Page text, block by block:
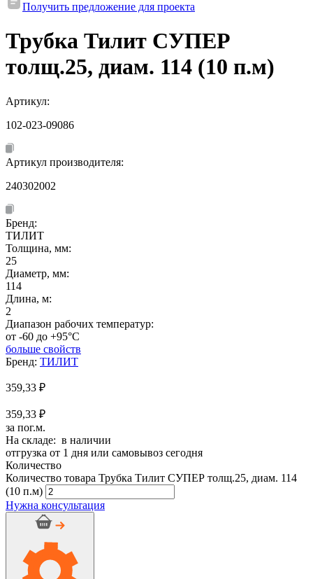
Получить предложение для проекта
Трубка Тилит СУПЕР
толщ.25, диам. 114 (10 п.м)
Артикул:
102-023-09086
Артикул производителя:
240302002
Бренд:
ТИЛИТ
Толщина, мм:
25
Диаметр, мм:
114
Длина, м:
2
Диапазон рабочих температур:
от -60 до +95°C
больше свойств
Бренд: ТИЛИТ
359,33 ₽
359,33 ₽
за пог.м.
На складе: в наличии
отгрузка от 1 дня или самовывоз сегодня
Количество
Количество товара Трубка Тилит СУПЕР толщ.25, диам. 114
(10 п.м)
Нужна консультация